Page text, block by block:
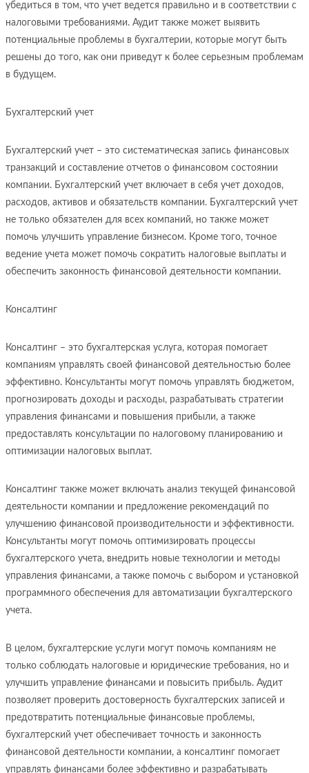
убедиться в том, что учет ведется правильно и в соответствии с
налоговыми требованиями. Аудит также может выявить
потенциальные проблемы в бухгалтерии, которые могут быть
решены до того, как они приведут к более серьезным проблемам
в будущем.
Бухгалтерский учет
Бухгалтерский учет – это систематическая запись финансовых
транзакций и составление отчетов о финансовом состоянии
компании. Бухгалтерский учет включает в себя учет доходов,
расходов, активов и обязательств компании. Бухгалтерский учет
не только обязателен для всех компаний, но также может
помочь улучшить управление бизнесом. Кроме того, точное
ведение учета может помочь сократить налоговые выплаты и
обеспечить законность финансовой деятельности компании.
Консалтинг
Консалтинг – это бухгалтерская услуга, которая помогает
компаниям управлять своей финансовой деятельностью более
эффективно. Консультанты могут помочь управлять бюджетом,
прогнозировать доходы и расходы, разрабатывать стратегии
управления финансами и повышения прибыли, а также
предоставлять консультации по налоговому планированию и
оптимизации налоговых выплат.
Консалтинг также может включать анализ текущей финансовой
деятельности компании и предложение рекомендаций по
улучшению финансовой производительности и эффективности.
Консультанты могут помочь оптимизировать процессы
бухгалтерского учета, внедрить новые технологии и методы
управления финансами, а также помочь с выбором и установкой
программного обеспечения для автоматизации бухгалтерского
учета.
В целом, бухгалтерские услуги могут помочь компаниям не
только соблюдать налоговые и юридические требования, но и
улучшить управление финансами и повысить прибыль. Аудит
позволяет проверить достоверность бухгалтерских записей и
предотвратить потенциальные финансовые проблемы,
бухгалтерский учет обеспечивает точность и законность
финансовой деятельности компании, а консалтинг помогает
управлять финансами более эффективно и разрабатывать